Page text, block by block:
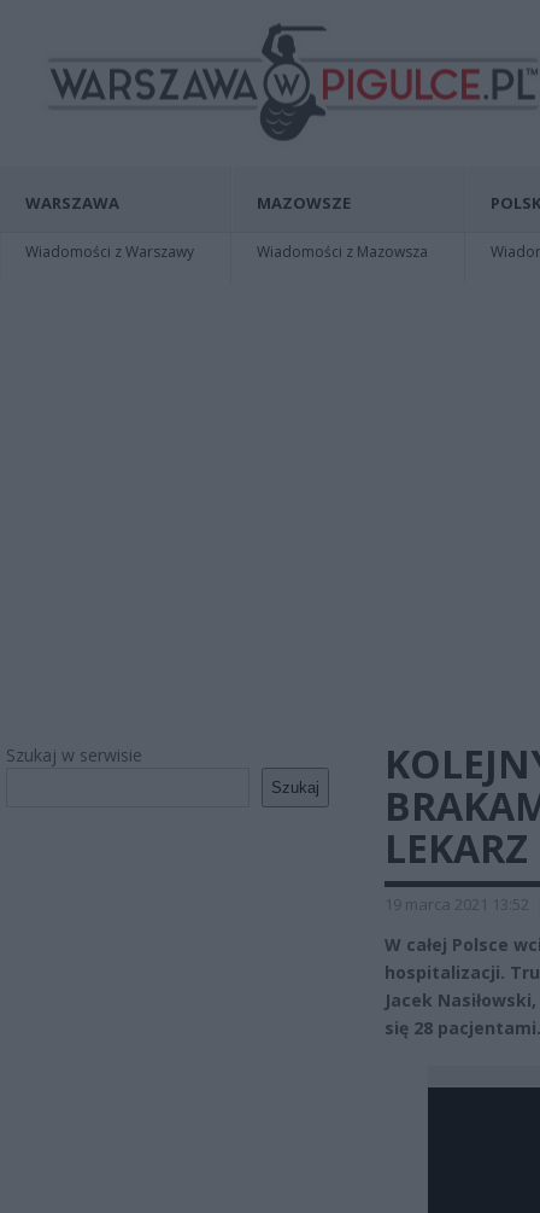
WARSZAWA
Wiadomości z Warszawy
MAZOWSZE
Wiadomości z Mazowsza
Szukaj w serwisie
Szukaj
19 marca 2021 13:52
W całej Polsce
hospitalizacji.
Jacek
się 28